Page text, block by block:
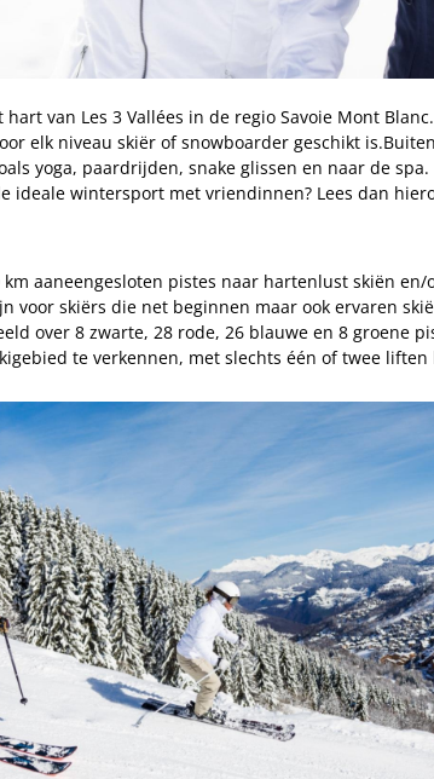
van Les 3 Vallées in de regio Savoie Mont
elk niveau skiër of snowboarder geschikt
yoga, paardrijden, snake glissen en naar de
ideale wintersport met vriendinnen? Lees dan
aaneengesloten pistes naar hartenlust skiën
voor skiërs die net beginnen maar ook ervaren
over 8 zwarte, 28 rode, 26 blauwe en 8 groene
te verkennen, met slechts één of twee